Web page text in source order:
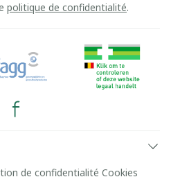
politique de confidentialité.
de confidentialité Cookies